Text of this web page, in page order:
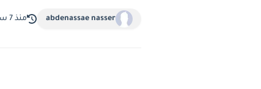
abdenassae nasser منذ 7 سنة